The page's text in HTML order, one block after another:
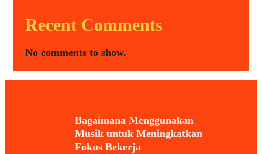
Recent Comments
No comments to show.
Bagaimana Menggunakan
Musik untuk Meningkatkan
Fokus Bekerja